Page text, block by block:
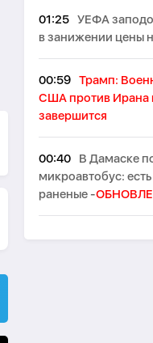
01:25 УЕФА
в занижении цены
00:59 Трамп:
США против Ирана
завершится
00:40
В Дамаске
микроавтобус:
раненые -
00:29 Два взрыва